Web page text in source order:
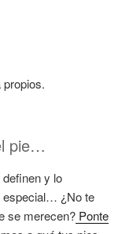
pie…
y lo
especial… ¿No te
se merecen? Ponte